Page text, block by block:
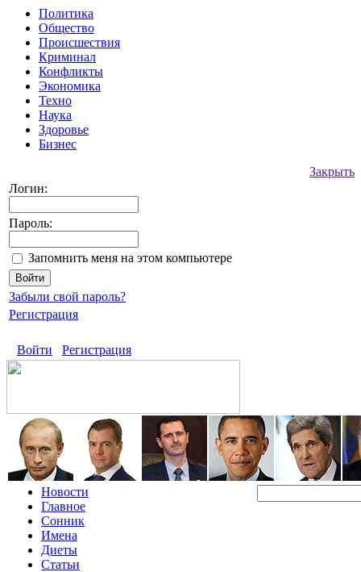
Политика
Общество
Происшествия
Криминал
Конфликты
Экономика
Техно
Наука
Здоровье
Бизнес
Закрыть
Логин:
Пароль:
Запомнить меня на этом компьютере
Забыли свой пароль?
Регистрация
Войти Регистрация
Новости
Главное
Сонник
Имена
Диеты
Статьи